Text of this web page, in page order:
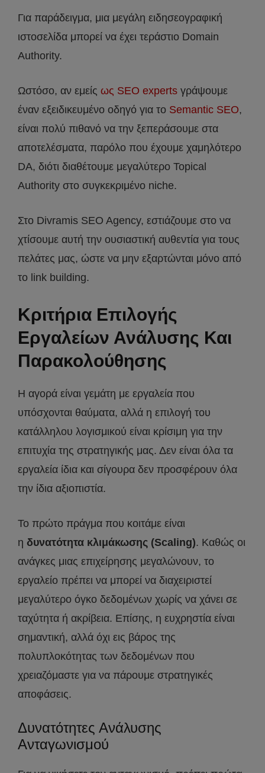
Για παράδειγμα, μια μεγάλη ειδησεογραφική
ιστοσελίδα μπορεί να έχει τεράστιο Domain
Authority.
Ωστόσο, αν εμείς ως SEO experts γράψουμε
έναν εξειδικευμένο οδηγό για το Semantic SEO,
είναι πολύ πιθανό να την ξεπεράσουμε στα
αποτελέσματα, παρόλο που έχουμε χαμηλότερο
DA, διότι διαθέτουμε μεγαλύτερο Topical
Authority στο συγκεκριμένο niche.
Στο Divramis SEO Agency, εστιάζουμε στο να
χτίσουμε αυτή την ουσιαστική αυθεντία για τους
πελάτες μας, ώστε να μην εξαρτώνται μόνο από
το link building.
Κριτήρια Επιλογής
Εργαλείων Ανάλυσης Και
Παρακολούθησης
Η αγορά είναι γεμάτη με εργαλεία που
υπόσχονται θαύματα, αλλά η επιλογή του
κατάλληλου λογισμικού είναι κρίσιμη για την
επιτυχία της στρατηγικής μας. Δεν είναι όλα τα
εργαλεία ίδια και σίγουρα δεν προσφέρουν όλα
την ίδια αξιοπιστία.
Το πρώτο πράγμα που κοιτάμε είναι
η δυνατότητα κλιμάκωσης (Scaling). Καθώς οι
ανάγκες μιας επιχείρησης μεγαλώνουν, το
εργαλείο πρέπει να μπορεί να διαχειριστεί
μεγαλύτερο όγκο δεδομένων χωρίς να χάνει σε
ταχύτητα ή ακρίβεια. Επίσης, η ευχρηστία είναι
σημαντική, αλλά όχι εις βάρος της
πολυπλοκότητας των δεδομένων που
χρειαζόμαστε για να πάρουμε στρατηγικές
αποφάσεις.
Δυνατότητες Ανάλυσης
Ανταγωνισμού